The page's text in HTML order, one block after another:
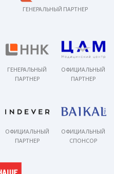
ГЕНЕРАЛЬНЫЙ ПАРТНЕР
ГЕНЕРАЛЬНЫЙ
ПАРТНЕР
ОФИЦИАЛЬНЫЙ
ПАРТНЕР
ОФИЦИАЛЬНЫЙ
ПАРТНЕР
ОФИЦИАЛЬНЫЙ
СПОНСОР